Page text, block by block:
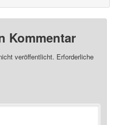
Kommentar
veröffentlicht. Erforderliche